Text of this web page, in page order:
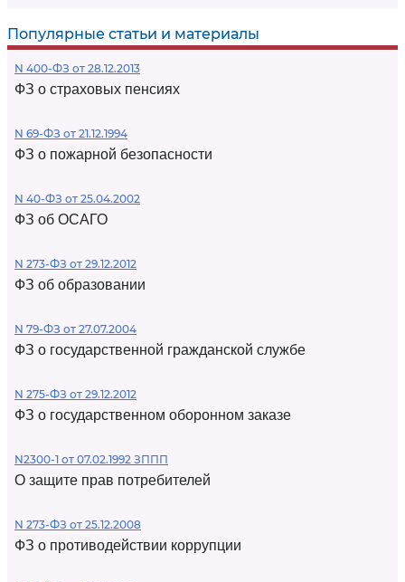
Популярные статьи и материалы
N 400-ФЗ от 28.12.2013
ФЗ о страховых пенсиях
N 69-ФЗ от 21.12.1994
ФЗ о пожарной безопасности
N 40-ФЗ от 25.04.2002
ФЗ об ОСАГО
N 273-ФЗ от 29.12.2012
ФЗ об образовании
N 79-ФЗ от 27.07.2004
ФЗ о государственной гражданской службе
N 275-ФЗ от 29.12.2012
ФЗ о государственном оборонном заказе
N2300-1 от 07.02.1992 ЗППП
О защите прав потребителей
N 273-ФЗ от 25.12.2008
ФЗ о противодействии коррупции